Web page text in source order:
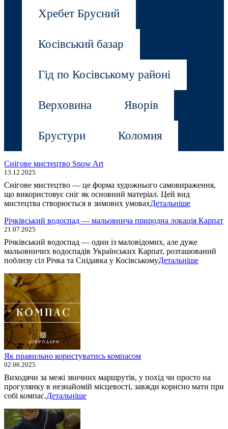
Хребет Брусний
Косівський базар
Гід по Косівському районі
Верховина Яворів
Брустури Коломия
Снігове мистецтво Snow Art
13.12.2025
Снігове мистецтво — це форма художнього самовираження,
що використовує сніг як основний матеріал. Цей вид
мистецтва створюється в зимових умовахДетальніше
Річківський водоспад — мальовнича природна локація Карпат
21.07.2025
Річківський водоспад — один із маловідомих, але дуже
мальовничих водоспадів Українських Карпат, розташований
поблизу сіл Річка та Снідавка у КосівськомуДетальніше
Як правильно користуватись компасом
02.06.2025
Виходячи за межі звичних маршрутів, у похід чи просто на
прогулянку в незнайомій місцевості, завжди корисно мати при
собі компас.Детальніше